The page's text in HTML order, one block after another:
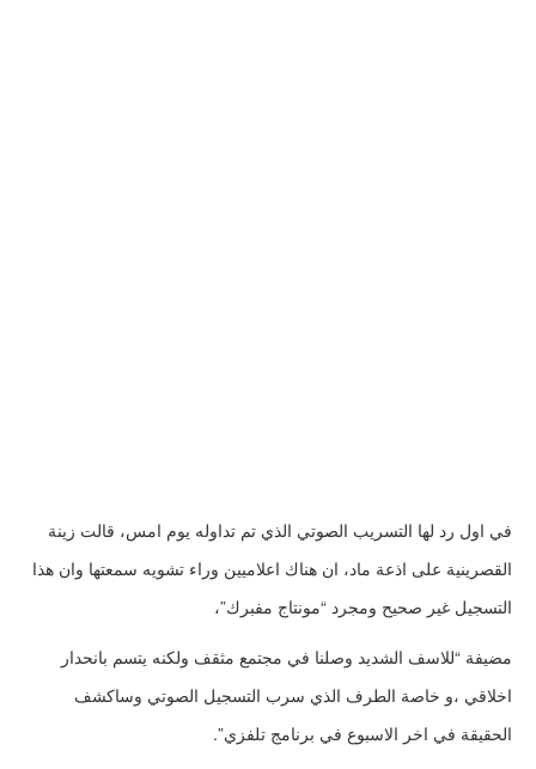
في اول رد لها التسريب الصوتي الذي تم تداوله يوم امس، قالت زينة
القصرينية على اذعة ماد، ان هناك اعلاميين وراء تشويه سمعتها وان هذا
التسجيل غير صحيح ومجرد “مونتاج مفبرك”،
مضيفة “للاسف الشديد وصلنا في مجتمع مثقف ولكنه يتسم بانحدار
اخلاقي ،و خاصة الطرف الذي سرب التسجيل الصوتي وساكشف
الحقيقة في اخر الاسبوع في برنامج تلفزي”.